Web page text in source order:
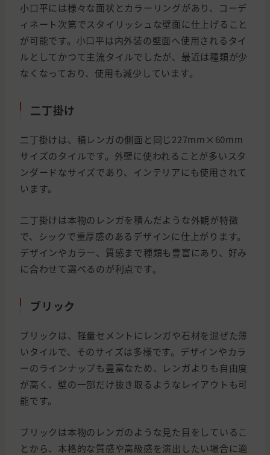
小口平には様々な面状とカラーリングがあり、コーデ
ィネート次第でスタイリッシュな壁面に仕上げること
が可能です。小口平は内外装の壁面へ使用されるタイ
ルとしてかつて主流タイルでしたが、最近は種類が少
なくなっており、使用も減少しています。
二丁掛け
二丁掛けは、積レンガの側面と同じ227mm×60mm
サイズのタイルです。外壁に使われることが多いスタ
ンダードなサイズであり、インテリアにも使用されて
います。
二丁掛けは本物のレンガを積んだような外観が特徴
で、シックで重厚感のあるデザインに仕上がります。
デザインやカラー、質感まで種類も豊富にあり、好み
に合わせて選べるのが利点です。
ブリック
ブリックは、軽量セメントにレンガや石材を混ぜた薄
いタイルで、そのサイズは多様です。デザインやカラ
ーのラインナップも豊富なため、レンガよりも自由度
が高く、壁の一部だけ抜き取るようなレイアウトも可
能です。
ブリックは本物のレンガのような見た目をしているこ
とから、本格的な質感や高級感を演出したい場合に適